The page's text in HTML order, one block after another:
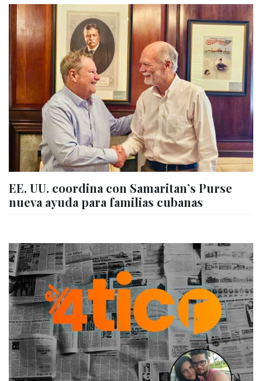
EE. UU. coordina con Samaritan’s Purse
nueva ayuda para familias cubanas